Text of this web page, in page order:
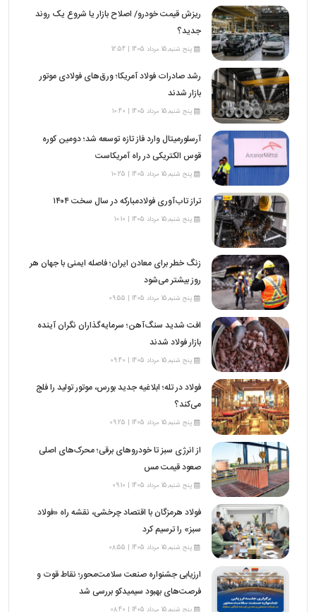
ریزش قیمت خودرو/ اصلاح بازار یا شروع یک روند
جدید؟
پنج شنبه,15 مرداد 1405 | 12:54
رشد صادرات فولاد آمریکا؛ ورق‌های فولادی موتور
بازار شدند
پنج شنبه,15 مرداد 1405 | 10:40
آرسلورمیتال وارد فاز تازه توسعه شد؛ دومین کوره
قوس الکتریکی در راه آمریکاست
پنج شنبه,15 مرداد 1405 | 10:25
تراز تاب‌آوری فولادمبارکه در سال سخت ۱۴۰۴
پنج شنبه,15 مرداد 1405 | 10:10
زنگ خطر برای معادن ایران؛ فاصله ایمنی با جهان هر
روز بیشتر می‌شود
پنج شنبه,15 مرداد 1405 | 09:55
افت شدید سنگ‌آهن؛ سرمایه‌گذاران نگران آینده
بازار فولاد شدند
پنج شنبه,15 مرداد 1405 | 09:40
فولاد در تله؛ ابلاغیه جدید بورس، موتور تولید را فلج
می‌کند؟
پنج شنبه,15 مرداد 1405 | 09:25
از انرژی سبز تا خودروهای برقی؛ محرک‌های اصلی
صعود قیمت مس
پنج شنبه,15 مرداد 1405 | 09:10
فولاد هرمزگان با اقتصاد چرخشی، نقشه راه «فولاد
سبز» را ترسیم کرد
پنج شنبه,15 مرداد 1405 | 08:55
ارزیابی جشنواره صنعت سلامت‌محور؛ نقاط قوت و
فرصت‌های بهبود سیمیدکو بررسی شد
پنج شنبه,15 مرداد 1405 | 08:40